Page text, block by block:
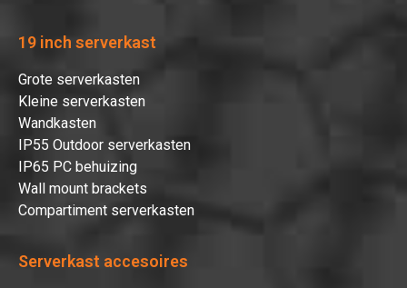
19 inch serverkast
Grote serverkasten
Kleine serverkasten
Wandkasten
IP55 Outdoor serverkasten
IP65 PC behuizing
Wall mount brackets
Compartiment serverkasten
Serverkast accesoires